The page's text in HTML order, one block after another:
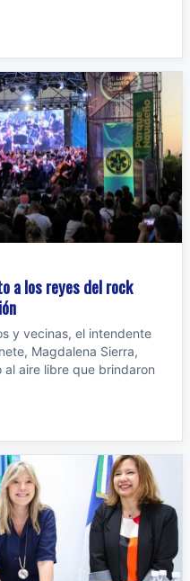
a los reyes del rock
y vecinas, el intendente
Magdalena Sierra,
aire libre que brindaron